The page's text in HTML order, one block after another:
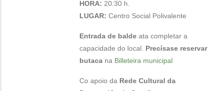
HORA: 20:30 h.
LUGAR:Centro Social Polivalente
Entrada de balde ata completar a
capacidade do local. Precísase reservar
butaca na Billeteira municipal
Co apoio da Rede Cultural da